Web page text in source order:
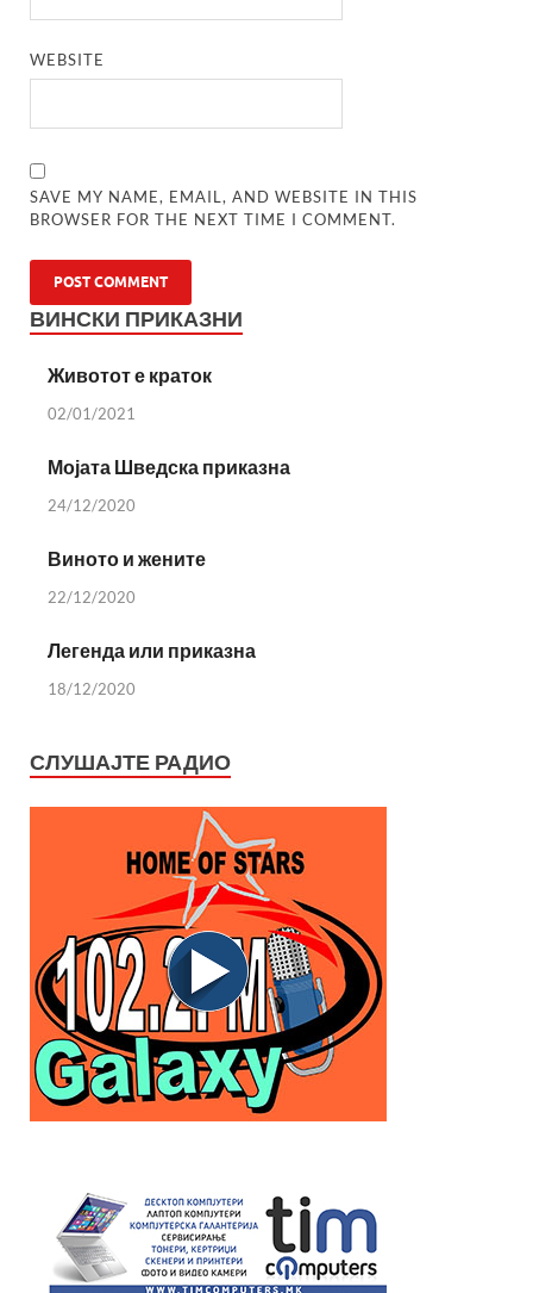
WEBSITE
SAVE MY NAME, EMAIL, AND WEBSITE IN THIS
BROWSER FOR THE NEXT TIME I COMMENT.
ВИНСКИ ПРИКАЗНИ
Животот е краток
02/01/2021
Мојата Шведска приказна
24/12/2020
Виното и жените
22/12/2020
Легенда или приказна
18/12/2020
СЛУШАЈТЕ РАДИО